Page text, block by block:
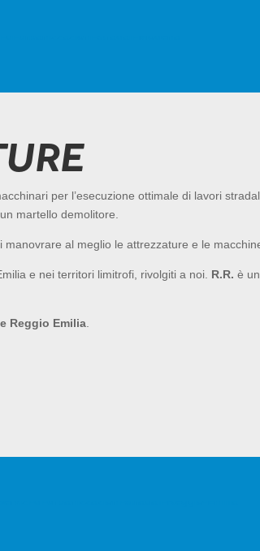
per l’esecuzione ottimale di lavori
martello demolitore.
manovrare al meglio le attrezzature e le
e nei territori limitrofi, rivolgiti a noi. R.R. è
Reggio Emilia